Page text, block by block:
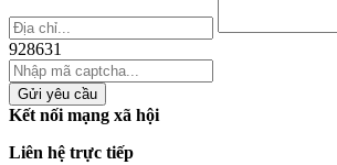
928631
Gửi yêu cầu
Kết nối mạng xã hội
Liên hệ trực tiếp